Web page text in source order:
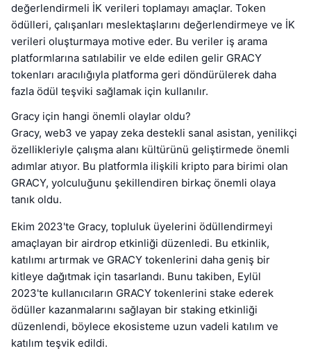
değerlendirmeli İK verileri toplamayı amaçlar. Token
ödülleri, çalışanları meslektaşlarını değerlendirmeye ve İK
verileri oluşturmaya motive eder. Bu veriler iş arama
platformlarına satılabilir ve elde edilen gelir GRACY
tokenları aracılığıyla platforma geri döndürülerek daha
fazla ödül teşviki sağlamak için kullanılır.
Gracy için hangi önemli olaylar oldu?
Gracy, web3 ve yapay zeka destekli sanal asistan, yenilikçi
özellikleriyle çalışma alanı kültürünü geliştirmede önemli
adımlar atıyor. Bu platformla ilişkili kripto para birimi olan
GRACY, yolculuğunu şekillendiren birkaç önemli olaya
tanık oldu.
Ekim 2023'te Gracy, topluluk üyelerini ödüllendirmeyi
amaçlayan bir airdrop etkinliği düzenledi. Bu etkinlik,
katılımı artırmak ve GRACY tokenlerini daha geniş bir
kitleye dağıtmak için tasarlandı. Bunu takiben, Eylül
2023'te kullanıcıların GRACY tokenlerini stake ederek
ödüller kazanmalarını sağlayan bir staking etkinliği
düzenlendi, böylece ekosisteme uzun vadeli katılım ve
katılım teşvik edildi.